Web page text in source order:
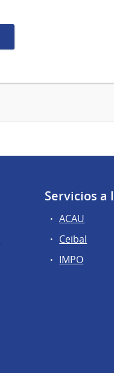
Servicios a
ACAU
Ceibal
IMPO